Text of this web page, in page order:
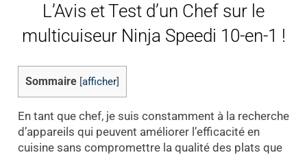
L’Avis et Test d’un Chef sur le
multicuiseur Ninja Speedi 10-en-1 !
Sommaire afficher]
En tant que chef, je suis constamment à la recherche
d’appareils qui peuvent améliorer l’efficacité en
cuisine sans compromettre la qualité des plats que